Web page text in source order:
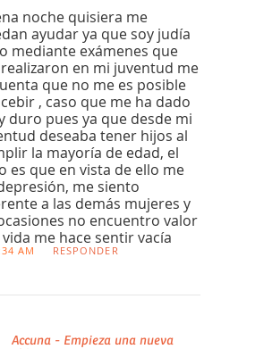
noche quisiera me
ayudar ya que soy judía
mediante exámenes que
en mi juventud me
que no me es posible
, caso que me ha dado
duro pues ya que desde mi
deseaba tener hijos al
la mayoría de edad, el
es que en vista de ello me
me siento
a las demás mujeres y
no encuentro valor
vida me hace sentir vacía
AM RESPONDER
Accuna - Empieza una nueva